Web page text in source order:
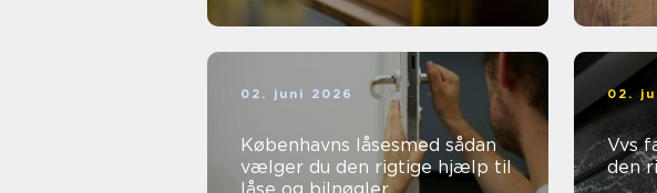
02. juni 2026
Københavns låsesmed sådan
vælger du den rigtige hjælp til
låse og bilnøgler
02.
Vvs faaborg
den